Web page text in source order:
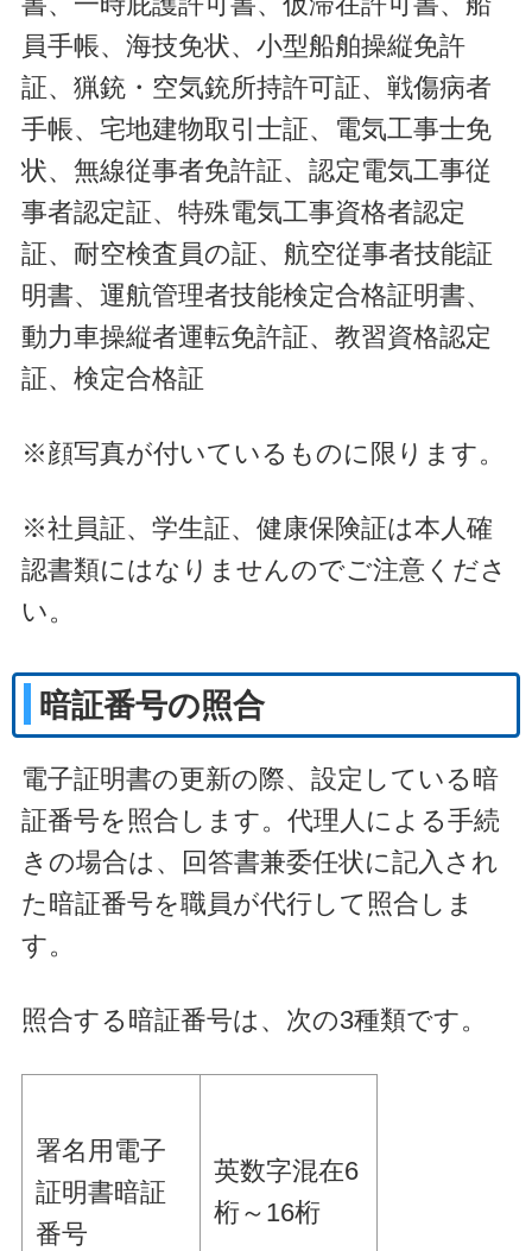
員手帳、海技免状、小型船舶操縦免許
証、猟銃・空気銃所持許可証、戦傷病者
手帳、宅地建物取引士証、電気工事士免
状、無線従事者免許証、認定電気工事従
事者認定証、特殊電気工事資格者認定
証、耐空検査員の証、航空従事者技能証
明書、運航管理者技能検定合格証明書、
動力車操縦者運転免許証、教習資格認定
証、検定合格証
※顔写真が付いているものに限ります。
※社員証、学生証、健康保険証は本人確
認書類にはなりませんのでご注意くださ
い。
暗証番号の照合
電子証明書の更新の際、設定している暗
証番号を照合します。代理人による手続
きの場合は、回答書兼委任状に記入され
た暗証番号を職員が代行して照合しま
す。
照合する暗証番号は、次の3種類です。
署名用電子
証明書暗証
番号
英数字混在6
桁～16桁